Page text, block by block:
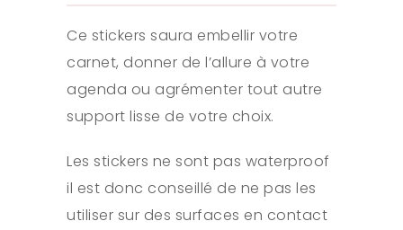
Ce stickers saura embellir votre
carnet, donner de l’allure à votre
agenda ou agrémenter tout autre
support lisse de votre choix.
Les stickers ne sont pas waterproof
il est donc conseillé de ne pas les
utiliser sur des surfaces en contact